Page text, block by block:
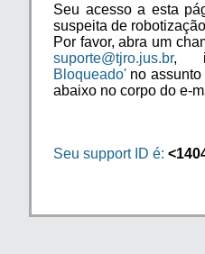
Seu acesso a esta
suspeita de
Por favor, abra um
suporte@tjro.jus.br,
Bloqueado' no
abaixo no corpo do e-
Seu support ID é: